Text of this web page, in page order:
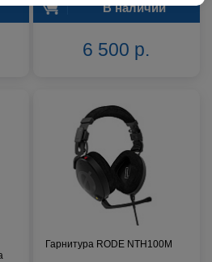
В наличии
6 500 р.
Гарнитура RODE NTH100M